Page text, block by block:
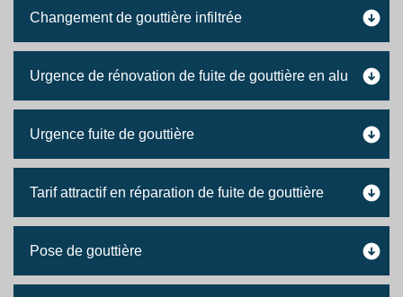
Changement de gouttière infiltrée
Urgence de rénovation de fuite de gouttière en alu
Urgence fuite de gouttière
Tarif attractif en réparation de fuite de gouttière
Pose de gouttière